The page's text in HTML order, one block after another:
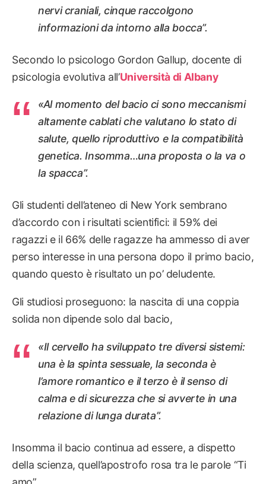
nervi craniali, cinque raccolgono
informazioni da intorno alla bocca”.
Secondo lo psicologo Gordon Gallup, docente di
psicologia evolutiva all’Università di Albany
«Al momento del bacio ci sono meccanismi
altamente cablati che valutano lo stato di
salute, quello riproduttivo e la compatibilità
genetica. Insomma…una proposta o la va o
la spacca”.
Gli studenti dell’ateneo di New York sembrano
d’accordo con i risultati scientifici: il 59% dei
ragazzi e il 66% delle ragazze ha ammesso di aver
perso interesse in una persona dopo il primo bacio,
quando questo è risultato un po’ deludente.
Gli studiosi proseguono: la nascita di una coppia
solida non dipende solo dal bacio,
«Il cervello ha sviluppato tre diversi sistemi:
una è la spinta sessuale, la seconda è
l’amore romantico e il terzo è il senso di
calma e di sicurezza che si avverte in una
relazione di lunga durata”.
Insomma il bacio continua ad essere, a dispetto
della scienza, quell’apostrofo rosa tra le parole “Ti